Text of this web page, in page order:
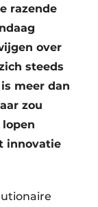
razende
over
steeds
meer dan
zou
innovatie